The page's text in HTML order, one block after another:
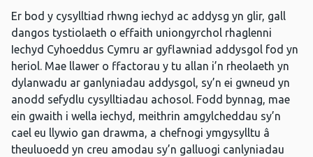
Er bod y cysylltiad rhwng iechyd ac addysg yn glir, gall
dangos tystiolaeth o effaith uniongyrchol rhaglenni
Iechyd Cyhoeddus Cymru ar gyflawniad addysgol fod yn
heriol. Mae llawer o ffactorau y tu allan i’n rheolaeth yn
dylanwadu ar ganlyniadau addysgol, sy’n ei gwneud yn
anodd sefydlu cysylltiadau achosol. Fodd bynnag, mae
ein gwaith i wella iechyd, meithrin amgylcheddau sy’n
cael eu llywio gan drawma, a chefnogi ymgysylltu â
theuluoedd yn creu amodau sy’n galluogi canlyniadau